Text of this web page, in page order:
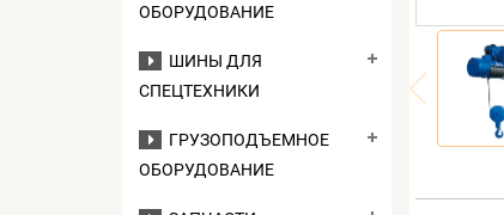
ОБОРУДОВАНИЕ
ШИНЫ ДЛЯ
СПЕЦТЕХНИКИ
ГРУЗОПОДЪЕМНОЕ
ОБОРУДОВАНИЕ